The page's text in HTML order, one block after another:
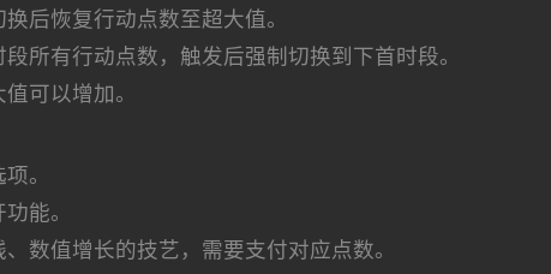
后恢复行动点数至超大值。
所有行动点数，触发后强制切换到下首时段。
可以增加。
。
能。
数值增长的技艺，需要支付对应点数。